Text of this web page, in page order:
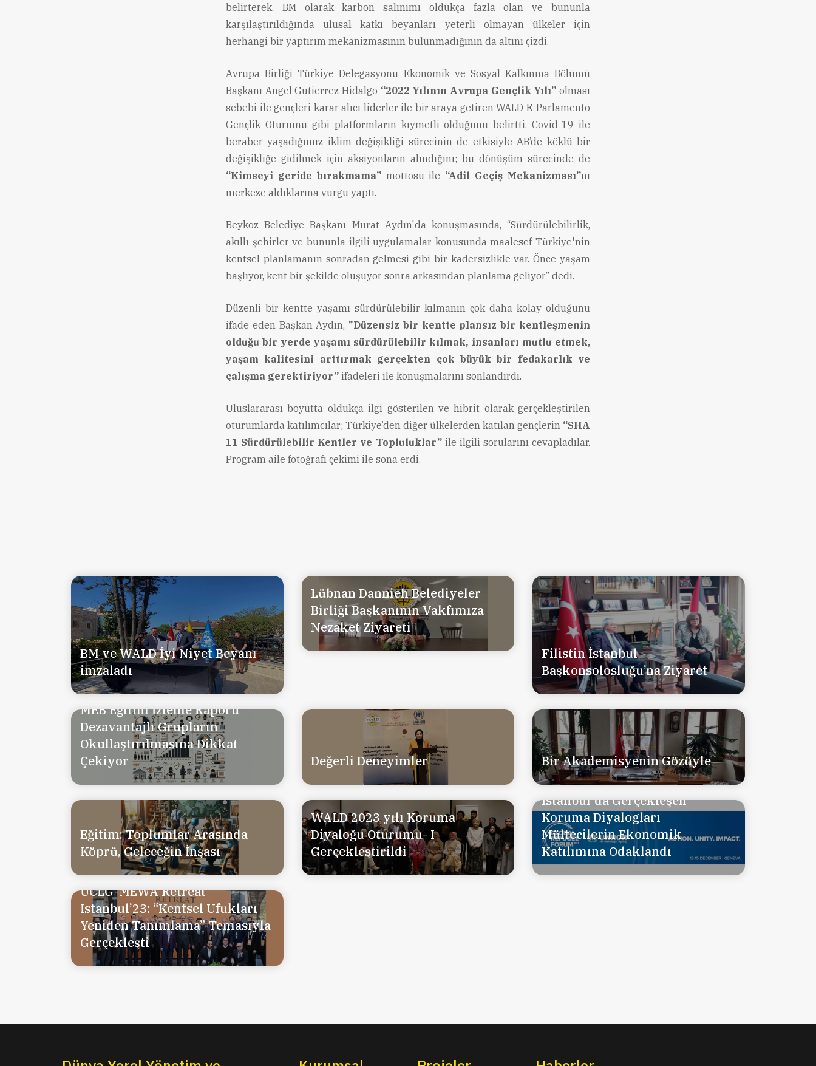
belirterek, BM olarak karbon salınımı oldukça fazla olan ve bununla
karşılaştırıldığında ulusal katkı beyanları yeterli olmayan ülkeler için
herhangi bir yaptırım mekanizmasının bulunmadığının da altını çizdi.
Avrupa Birliği Türkiye Delegasyonu Ekonomik ve Sosyal Kalkınma Bölümü
Başkanı Angel Gutierrez Hidalgo “2022 Yılının Avrupa Gençlik Yılı” olması
sebebi ile gençleri karar alıcı liderler ile bir araya getiren WALD E-Parlamento
Gençlik Oturumu gibi platformların kıymetli olduğunu belirtti. Covid-19 ile
beraber yaşadığımız iklim değişikliği sürecinin de etkisiyle AB’de köklü bir
değişikliğe gidilmek için aksiyonların alındığını; bu dönüşüm sürecinde de
“Kimseyi geride bırakmama”mottosu ile “Adil Geçiş Mekanizması”nı
merkeze aldıklarına vurgu yaptı.
Beykoz Belediye Başkanı Murat Aydın'da konuşmasında, “Sürdürülebilirlik,
akıllı şehirler ve bununla ilgili uygulamalar konusunda maalesef Türkiye'nin
kentsel planlamanın sonradan gelmesi gibi bir kadersizlikle var. Önce yaşam
başlıyor, kent bir şekilde oluşuyor sonra arkasından planlama geliyor” dedi.
Düzenli bir kentte yaşamı sürdürülebilir kılmanın çok daha kolay olduğunu
ifade eden Başkan Aydın, "Düzensiz bir kentte plansız bir kentleşmenin
olduğu bir yerde yaşamı sürdürülebilir kılmak, insanları mutlu etmek,
yaşam kalitesini arttırmak gerçekten çok büyük bir fedakarlık ve
çalışma gerektiriyor” ifadeleri ile konuşmalarını sonlandırdı.
Uluslararası boyutta oldukça ilgi gösterilen ve hibrit olarak gerçekleştirilen
oturumlarda katılımcılar; Türkiye’den diğer ülkelerden katılan gençlerin “SHA
11 Sürdürülebilir Kentler ve Topluluklar”ile ilgili sorularını cevapladılar.
Program aile fotoğrafı çekimi ile sona erdi.
BM ve WALD İyi Niyet Beyanı
imzaladı
Lübnan Dannieh Belediyeler
Birliği Başkanının Vakfımıza
Nezaket Ziyareti
Filistin İstanbul
Başkonsolosluğu’na Ziyaret
MEB Eğitim İzleme Raporu
Dezavantajlı Grupların
Okullaştırılmasına Dikkat
Çekiyor
Değerli Deneyimler Bir Akademisyenin Gözüyle
Eğitim: Toplumlar Arasında
Köprü, Geleceğin İnşası
WALD 2023 yılı Koruma
Diyaloğu Oturumu- I
Gerçekleştirildi
İstanbul'da Gerçekleşen
Koruma Diyalogları
Mültecilerin Ekonomik
Katılımına Odaklandı
UCLG-MEWA Retreat
Istanbul’23: “Kentsel Ufukları
Yeniden Tanımlama” Temasıyla
Gerçekleşti